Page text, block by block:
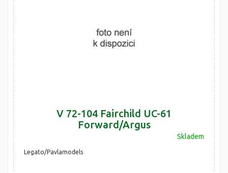
V 72-104 Fairchild UC-61
Forward/Argus
Skladem
Legato/Pavlamodels